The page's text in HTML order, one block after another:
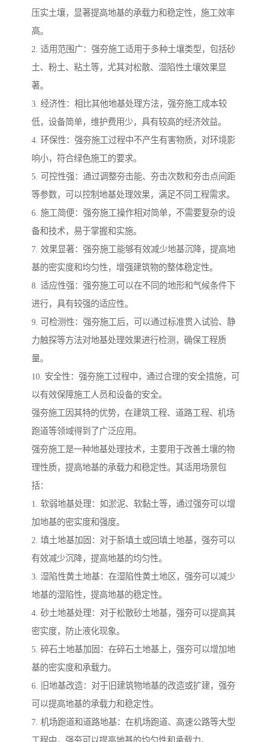
压实土壤，显著提高地基的承载力和稳定性，施工效率
高。
2. 适用范围广：强夯施工适用于多种土壤类型，包括砂
土、粉土、粘土等，尤其对松散、湿陷性土壤效果显
著。
3. 经济性：相比其他地基处理方法，强夯施工成本较
低，设备简单，维护费用少，具有较高的经济效益。
4. 环保性：强夯施工过程中不产生有害物质，对环境影
响小，符合绿色施工的要求。
5. 可控性强：通过调整夯击能、夯击次数和夯击点间距
等参数，可以控制地基处理效果，满足不同工程需求。
6. 施工简便：强夯施工操作相对简单，不需要复杂的设
备和技术，易于掌握和实施。
7. 效果显著：强夯施工能够有效减少地基沉降，提高地
基的密实度和均匀性，增强建筑物的整体稳定性。
8. 适应性强：强夯施工可以在不同的地形和气候条件下
进行，具有较强的适应性。
9. 可检测性：强夯施工后，可以通过标准贯入试验、静
力触探等方法对地基处理效果进行检测，确保工程质
量。
10. 安全性：强夯施工过程中，通过合理的安全措施，可
以有效保障施工人员和设备的安全。
强夯施工因其特的优势，在建筑工程、道路工程、机场
跑道等领域得到了广泛应用。
强夯施工是一种地基处理技术，主要用于改善土壤的物
理性质，提高地基的承载力和稳定性。其适用场景包
括：
1. 软弱地基处理：如淤泥、软黏土等，通过强夯可以增
加地基的密实度和强度。
2. 填土地基加固：对于新填土或回填土地基，强夯可以
有效减少沉降，提高地基的均匀性。
3. 湿陷性黄土地基：在湿陷性黄土地区，强夯可以减少
地基的湿陷性，提高地基的稳定性。
4. 砂土地基处理：对于松散砂土地基，强夯可以提高其
密实度，防止液化现象。
5. 碎石土地基加固：在碎石土地基上，强夯可以增加地
基的密实度和承载力。
6. 旧地基改造：对于旧建筑物地基的改造或扩建，强夯
可以提高地基的承载力和稳定性。
7. 机场跑道和道路地基：在机场跑道、高速公路等大型
工程中，强夯可以提高地基的均匀性和承载力。